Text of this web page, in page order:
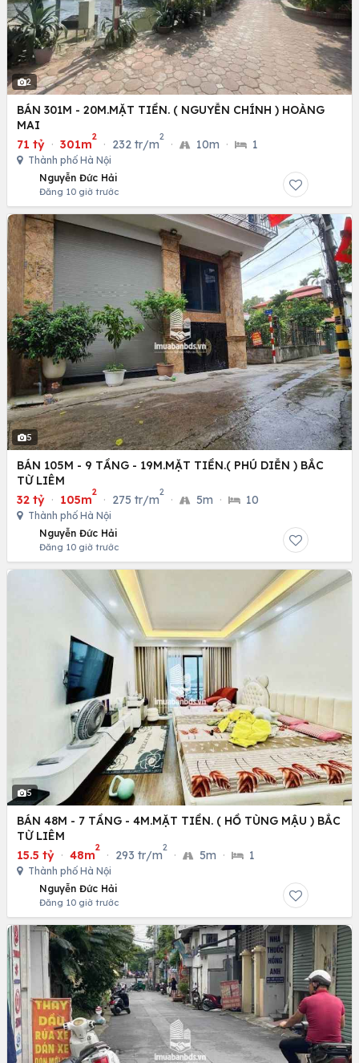
2
BÁN 301M - 20M.MẶT TIỀN. ( NGUYỄN CHÍNH ) HOÀNG
MAI
71 tỷ · 301m
2
· 232 tr/m
2
· 10m · 1
Thành phố Hà Nội
Nguyễn Đức Hải
Đăng 10 giờ trước
5
BÁN 105M - 9 TẦNG - 19M.MẶT TIỀN.( PHÚ DIỄN ) BẮC
TỪ LIÊM
32 tỷ · 105m
2
· 275 tr/m
2
· 5m · 10
Thành phố Hà Nội
Nguyễn Đức Hải
Đăng 10 giờ trước
5
BÁN 48M - 7 TẦNG - 4M.MẶT TIỀN. ( HỒ TÙNG MẬU ) BẮC
TỪ LIÊM
15.5 tỷ · 48m
2
· 293 tr/m
2
· 5m · 1
Thành phố Hà Nội
Nguyễn Đức Hải
Đăng 10 giờ trước